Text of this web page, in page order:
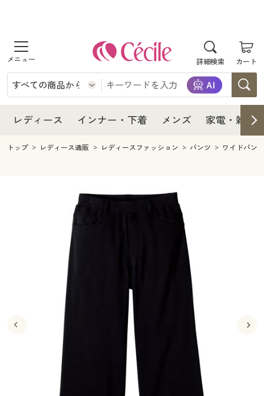
詳細検索 カート
商品を探す
レディース
レディースファッション
インナー・下着
インナー・下着通販すべて
ジュニア・ティーンズ下着
メンズ
メンズファッション
家電・雑貨すべて
キッチン・雑貨・日用品
寝具・インテリア・家具
寝具・インテリア・家具通販すべて
寝具・ベッド
カーテン・ラグ・ファブリック
美容・健康通販すべて
美容・健康・サプリメント
制服・スクール
制服・スクールすべて
制服・学生服
ジュニア・ティーンズ下着
大きいサイズ
大きいサイズ通販すべて
大きいサイズ レディース服
バーゲンセール
レディース インナー・下着 メンズ 家電・雑貨
レディース
レディース通販すべて
レディースファッション
インナー・下着
インナー・下着通販すべて
ジュニア・ティーンズ下着
メンズ
キッチン・雑貨・日用品
寝具・インテリア・家具通販すべて
カーテン・ラグ・ファブリック
美容・健康通販すべて
美容・健康・サプリメント
制服・スクール
制服・スクールすべて
制服・学生服
ジュニア・ティーンズ下着
大きいサイズ
大きいサイズ通販すべて
大きいサイズ レディース服
大きいサイズ レディース下着
バーゲンセール
シークレットセール
商品カテゴリ一覧
トップ レディース通販 レディースファッション パンツ ワイドパン